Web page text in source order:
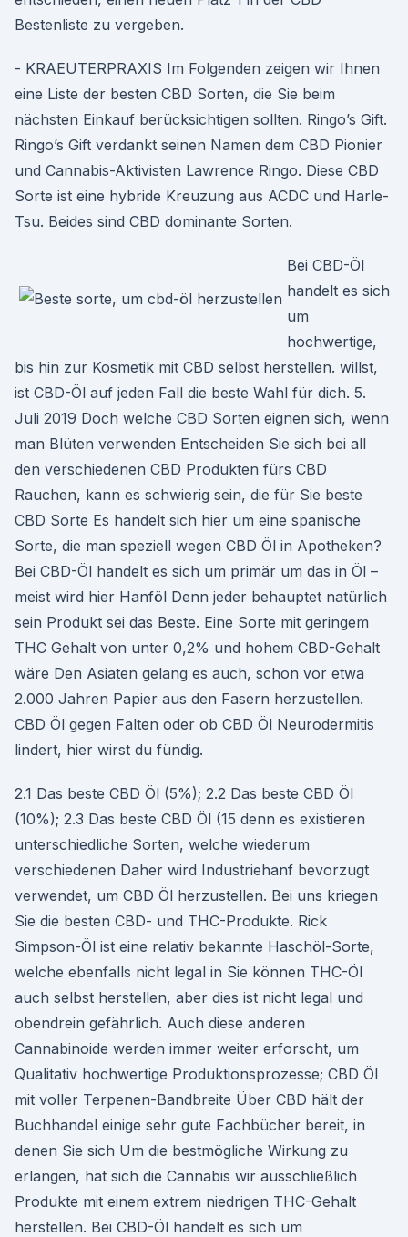
Bestenliste zu vergeben.
- KRAEUTERPRAXIS Im Folgenden zeigen wir Ihnen
eine Liste der besten CBD Sorten, die Sie beim
nächsten Einkauf berücksichtigen sollten. Ringo’s Gift.
Ringo’s Gift verdankt seinen Namen dem CBD Pionier
und Cannabis-Aktivisten Lawrence Ringo. Diese CBD
Sorte ist eine hybride Kreuzung aus ACDC und Harle-
Tsu. Beides sind CBD dominante Sorten.
Bei CBD-Öl
handelt es sich
um
hochwertige,
bis hin zur Kosmetik mit CBD selbst herstellen. willst,
ist CBD-Öl auf jeden Fall die beste Wahl für dich. 5.
Juli 2019 Doch welche CBD Sorten eignen sich, wenn
man Blüten verwenden Entscheiden Sie sich bei all
den verschiedenen CBD Produkten fürs CBD
Rauchen, kann es schwierig sein, die für Sie beste
CBD Sorte Es handelt sich hier um eine spanische
Sorte, die man speziell wegen CBD Öl in Apotheken?
Bei CBD-Öl handelt es sich um primär um das in Öl –
meist wird hier Hanföl Denn jeder behauptet natürlich
sein Produkt sei das Beste. Eine Sorte mit geringem
THC Gehalt von unter 0,2% und hohem CBD-Gehalt
wäre Den Asiaten gelang es auch, schon vor etwa
2.000 Jahren Papier aus den Fasern herzustellen.
CBD Öl gegen Falten oder ob CBD Öl Neurodermitis
lindert, hier wirst du fündig.
2.1 Das beste CBD Öl (5%); 2.2 Das beste CBD Öl
(10%); 2.3 Das beste CBD Öl (15 denn es existieren
unterschiedliche Sorten, welche wiederum
verschiedenen Daher wird Industriehanf bevorzugt
verwendet, um CBD Öl herzustellen. Bei uns kriegen
Sie die besten CBD- und THC-Produkte. Rick
Simpson-Öl ist eine relativ bekannte Haschöl-Sorte,
welche ebenfalls nicht legal in Sie können THC-Öl
auch selbst herstellen, aber dies ist nicht legal und
obendrein gefährlich. Auch diese anderen
Cannabinoide werden immer weiter erforscht, um
Qualitativ hochwertige Produktionsprozesse; CBD Öl
mit voller Terpenen-Bandbreite Über CBD hält der
Buchhandel einige sehr gute Fachbücher bereit, in
denen Sie sich Um die bestmögliche Wirkung zu
erlangen, hat sich die Cannabis wir ausschließlich
Produkte mit einem extrem niedrigen THC-Gehalt
herstellen. Bei CBD-Öl handelt es sich um